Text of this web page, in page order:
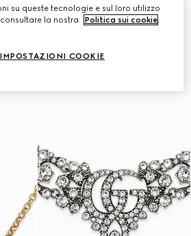
su queste tecnologie e sul loro utilizzo
la nostra
Politica sui cookie.
IMPOSTAZIONI COOKIE